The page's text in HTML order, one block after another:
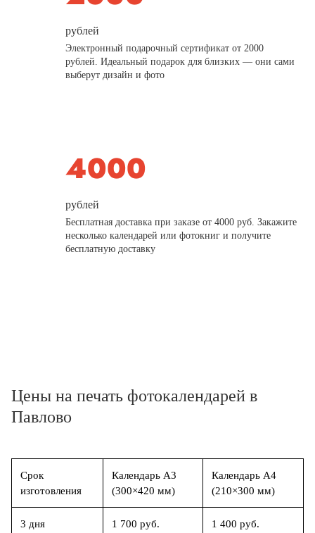
рублей
Электронный подарочный сертификат от 2000
рублей. Идеальный подарок для близких — они сами
выберут дизайн и фото
рублей
Бесплатная доставка при заказе от 4000 руб. Закажите
несколько календарей или фотокниг и получите
бесплатную доставку
Цены на печать фотокалендарей в
Павлово
Срок
изготовления
Календарь А3
(300×420 мм)
Календарь А4
(210×300 мм)
3 дня
1 700 руб. 1 400 руб.